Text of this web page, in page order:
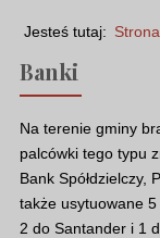
Jesteś tutaj:
Banki
Na terenie gminy
palcówki tego typu
Bank Spółdzielczy,
także usytuowane
2 do Santander i 1